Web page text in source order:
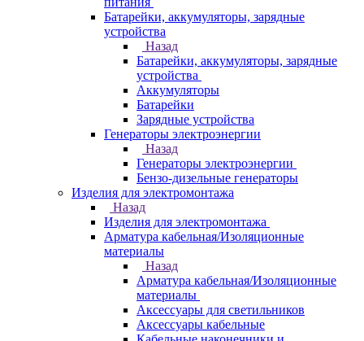
Батарейки, аккумуляторы, зарядные
устройства
Назад
Батарейки, аккумуляторы, зарядные
устройства
Аккумуляторы
Батарейки
Зарядные устройства
Генераторы электроэнергии
Назад
Генераторы электроэнергии
Бензо-дизельные генераторы
Изделия для электромонтажа
Назад
Изделия для электромонтажа
Арматура кабельная/Изоляционные
материалы
Назад
Арматура кабельная/Изоляционные
материалы
Аксессуары для светильников
Аксессуары кабельные